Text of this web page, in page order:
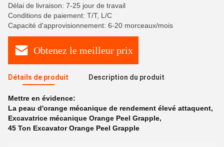
Délai de livraison: 7-25 jour de travail
Conditions de paiement: T/T, L/C
Capacité d'approvisionnement: 6-20 morceaux/mois
Obtenez le meilleur prix
Détails de produit Description du produit
Mettre en évidence:
La peau d'orange mécanique de rendement élevé attaquent,
Excavatrice mécanique Orange Peel Grapple,
45 Ton Excavator Orange Peel Grapple